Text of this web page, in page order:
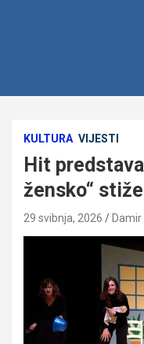
KULTURA VIJESTI
Hit
žensko“
29 svibnja, 2026 Damir